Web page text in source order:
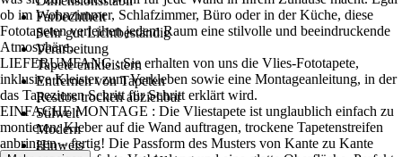
Farbechtheit
Sehr gut Lichtbeständig
Verarbeitung
Tapete einkleistern
Entfernen von Tapeten
Restlos trocken abziehbar
Stilwelt
Modern
Hinweis
ob im Wohnzimmer, Schlafzimmer, Büro oder in der Küche, diese
Fototapeten verleihen jedem Raum eine stilvolle und beeindruckende
Atmosphäre..
LIEFERUMFANG : Sie erhalten von uns die Vlies-Fototapete,
inklusive Kleister zum Verkleben sowie eine Montageanleitung, in der
das Tapezieren Schritt für Schritt erklärt wird.
EINFACHE MONTAGE : Die Vliestapete ist unglaublich einfach zu
montieren: Kleber auf die Wand auftragen, trockene Tapetenstreifen
anbringen – fertig! Die Passform des Musters von Kante zu Kante